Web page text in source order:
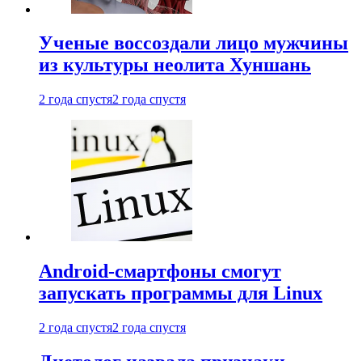
Ученые воссоздали лицо мужчины
из культуры неолита Хуншань
2 года спустя2 года спустя
Android-смартфоны смогут
запускать программы для Linux
2 года спустя2 года спустя